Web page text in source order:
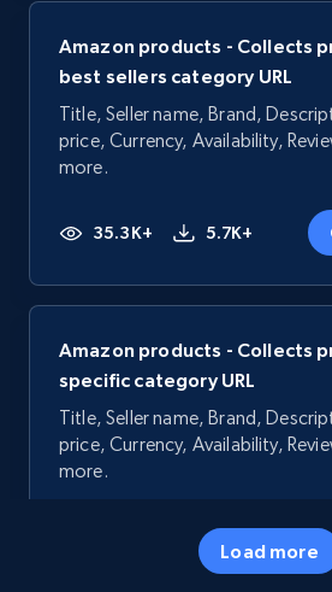
Amazon products - Collects
best sellers category URL
Title, Seller name, Brand,
price, Currency, Availability,
more.
35.3K+ 5.7K+
Amazon products - Collects
specific category URL
Title, Seller name, Brand,
price, Currency, Availability,
more.
5.7K+
Load more